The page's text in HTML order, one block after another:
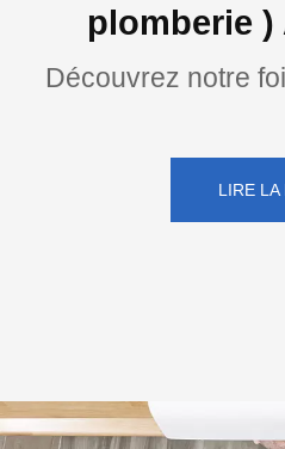
plomberie )
Découvrez notre
LIRE LA